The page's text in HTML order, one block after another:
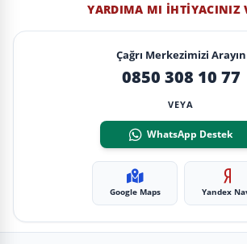
YARDIMA MI İHTIYACINIZ
Çağrı Merkezimizi Arayın
0850 308 10 77
VEYA
WhatsApp Destek
Google Maps Yandex